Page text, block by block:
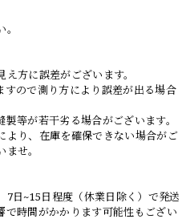
方に誤差がございます。
ので測り方により誤差が出る場合
等が若干劣る場合がございます。
り、在庫を確保できない場合がご
せ。
7日~15日程度（休業日除く）で発送
で時間がかかります可能性もござい